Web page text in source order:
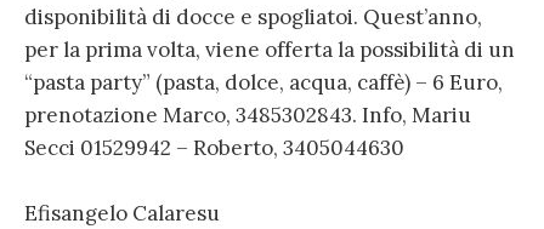
disponibilità di docce e spogliatoi. Quest’anno,
per la prima volta, viene offerta la possibilità di un
“pasta party” (pasta, dolce, acqua, caffè) – 6 Euro,
prenotazione Marco, 3485302843. Info, Mariu
Secci 01529942 – Roberto, 3405044630
Efisangelo Calaresu